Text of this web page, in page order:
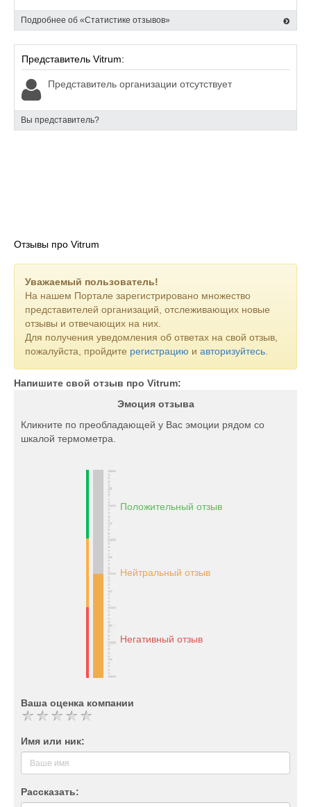
Подробнее об «Статистике отзывов»
Представитель Vitrum:
Представитель организации отсутствует
Вы представитель?
Отзывы про Vitrum
Уважаемый пользователь!
На нашем Портале зарегистрировано множество
представителей организаций, отслеживающих новые
отзывы и отвечающих на них.
Для получения уведомления об ответах на свой отзыв,
пожалуйста, пройдите регистрацию и авторизуйтесь
Напишите свой отзыв про Vitrum:
Эмоция отзыва
Кликните по преобладающей у Вас эмоции рядом со
шкалой термометра.
Положительный отзыв
Нейтральный отзыв
Негативный отзыв
Ваша оценка компании
Имя или ник:
Рассказать: